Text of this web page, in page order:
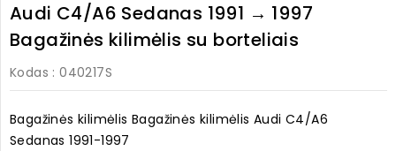
Audi C4/A6 Sedanas 1991 → 1997
Bagažinės kilimėlis su borteliais
Kodas : 040217S
Bagažinės kilimėlis Bagažinės kilimėlis Audi C4/A6
Sedanas 1991-1997